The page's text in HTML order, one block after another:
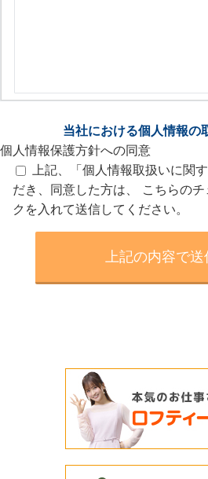
当社における個人情報の
個人情報保護方針への同意
上記、「個人情報取扱いに関
だき、同意した方は、 こちらの
クを入れて送信してください。